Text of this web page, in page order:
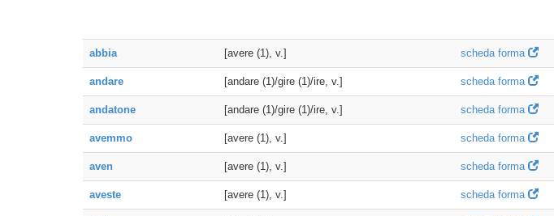
abbia [avere (1), v.] scheda forma
andare [andare (1)/gire (1)/ire, v.] scheda forma
andatone [andare (1)/gire (1)/ire, v.] scheda forma
avemmo [avere (1), v.] scheda forma
aven [avere (1), v.] scheda forma
aveste [avere (1), v.] scheda forma